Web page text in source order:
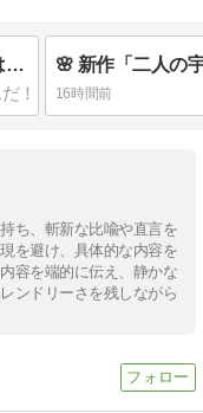
🌸 新作「二人の宇宙」(34) UFOの星はドームとチューブ 🍒 英検3分自己判定
16時間前
ち、斬新な比喩や直言を
を避け、具体的な内容を
容を端的に伝え、静かな
ンドリーさを残しながら